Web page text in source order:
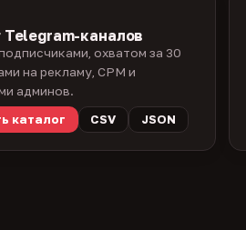
Telegram-каналов
охватом за 30
на рекламу, CPM и
админов.
каталог
CSV JSON